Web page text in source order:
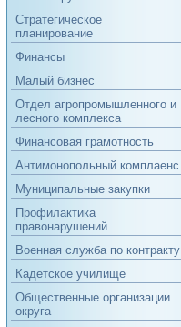
Стратегическое
планирование
Финансы
Малый бизнес
Отдел агропромышленного и
лесного комплекса
Финансовая грамотность
Антимонопольный комплаенс
Муниципальные закупки
Профилактика
правонарушений
Военная служба по контракту
Кадетское училище
Общественные организации
округа